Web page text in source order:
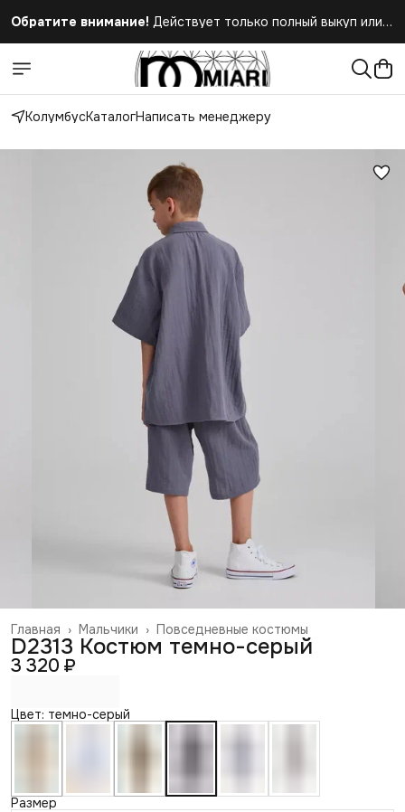
Обратите внимание! Действует только полный выкуп или
КолумбусКаталогНаписать менеджеру
Повседневные костюмы
Мальчики ›
Главная ›
D2313 Костюм темно-серый
3 320 ₽
Цвет: темно-серый
Размер